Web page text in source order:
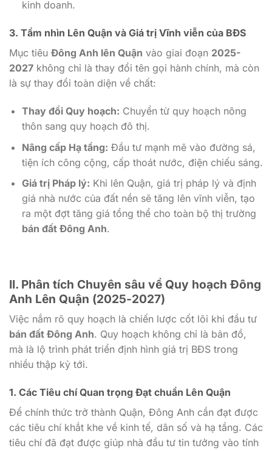
kinh doanh.
3. Tầm nhìn Lên Quận và Giá trị Vĩnh viễn của BĐS
Mục tiêu Đông Anh lên Quận vào giai đoạn 2025-
2027 không chỉ là thay đổi tên gọi hành chính, mà còn
là sự thay đổi toàn diện về chất:
Thay đổi Quy hoạch: Chuyển từ quy hoạch nông
thôn sang quy hoạch đô thị.
Nâng cấp Hạ tầng: Đầu tư mạnh mẽ vào đường sá,
tiện ích công cộng, cấp thoát nước, điện chiếu sáng.
Giá trị Pháp lý: Khi lên Quận, giá trị pháp lý và định
giá nhà nước của đất nền sẽ tăng lên vĩnh viễn, tạo
ra một đợt tăng giá tổng thể cho toàn bộ thị trường
bán đất Đông Anh.
II. Phân tích Chuyên sâu về Quy hoạch Đông
Anh Lên Quận (2025-2027)
Việc nắm rõ quy hoạch là chiến lược cốt lõi khi đầu tư
bán đất Đông Anh. Quy hoạch không chỉ là bản đồ,
mà là lộ trình phát triển định hình giá trị BĐS trong
nhiều thập kỷ tới.
1. Các Tiêu chí Quan trọng Đạt chuẩn Lên Quận
Để chính thức trở thành Quận, Đông Anh cần đạt được
các tiêu chí khắt khe về kinh tế, dân số và hạ tầng. Các
tiêu chí đã đạt được giúp nhà đầu tư tin tưởng vào tính